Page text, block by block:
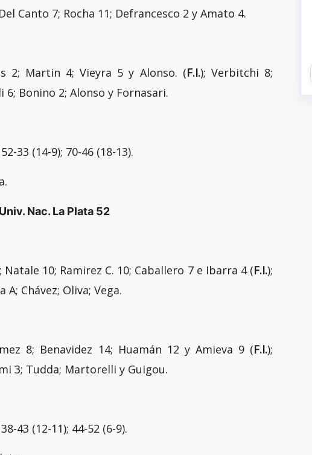
Canto 7; Rocha 11; Defrancesco 2 y Amato 4.
2; Martin 4; Vieyra 5 y Alonso. (F.I.); Verbitchi 8;
6; Bonino 2; Alonso y Fornasari.
33 (14-9); 70-46 (18-13).
Nac. La Plata 52
Natale 10; Ramirez C. 10; Caballero 7 e Ibarra 4 (F.I.);
A; Chávez; Oliva; Vega.
8; Benavidez 14; Huamán 12 y Amieva 9 (F.I.);
3; Tudda; Martorelli y Guigou.
43 (12-11); 44-52 (6-9).